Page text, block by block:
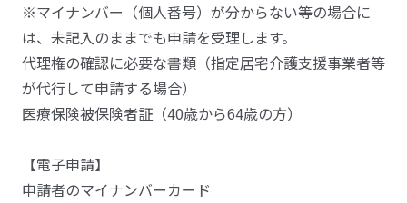
※マイナンバー（個人番号）が分からない等の場合に
は、未記入のままでも申請を受理します。
代理権の確認に必要な書類（指定居宅介護支援事業者等
が代行して申請する場合）
医療保険被保険者証（40歳から64歳の方）
【電子申請】
申請者のマイナンバーカード